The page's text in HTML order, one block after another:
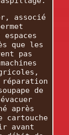
associé
que les
pas
de
après
cartouche
avant